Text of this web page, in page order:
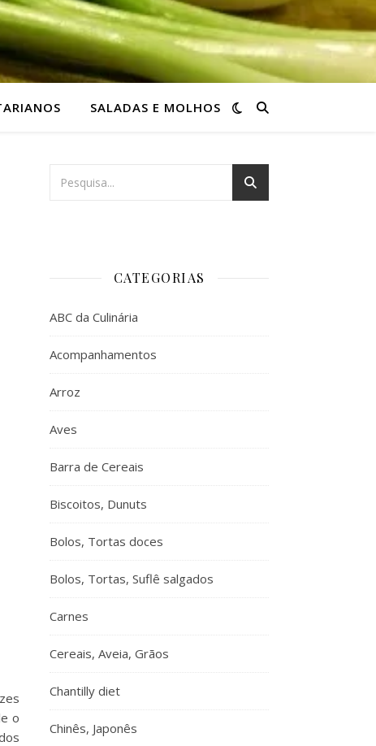
SALADAS E MOLHOS
o
CATEGORIAS
ABC da Culinária
Acompanhamentos
Arroz
Aves
Barra de Cereais
Biscoitos, Dunuts
Bolos, Tortas doces
Bolos, Tortas, Suflê salgados
Carnes
Cereais, Aveia, Grãos
Chantilly diet
Chinês, Japonês